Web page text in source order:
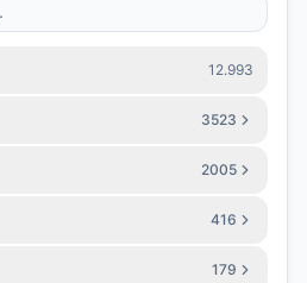
12.993
3523
2005
416
179